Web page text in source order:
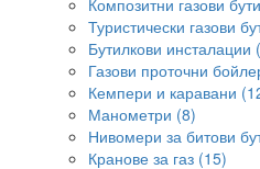
Композитни газови
Туристически газови
Бутилкови инсталации
Газови проточни
Кемпери и каравани
Манометри (8)
Нивомери за битови
Кранове за газ (15)